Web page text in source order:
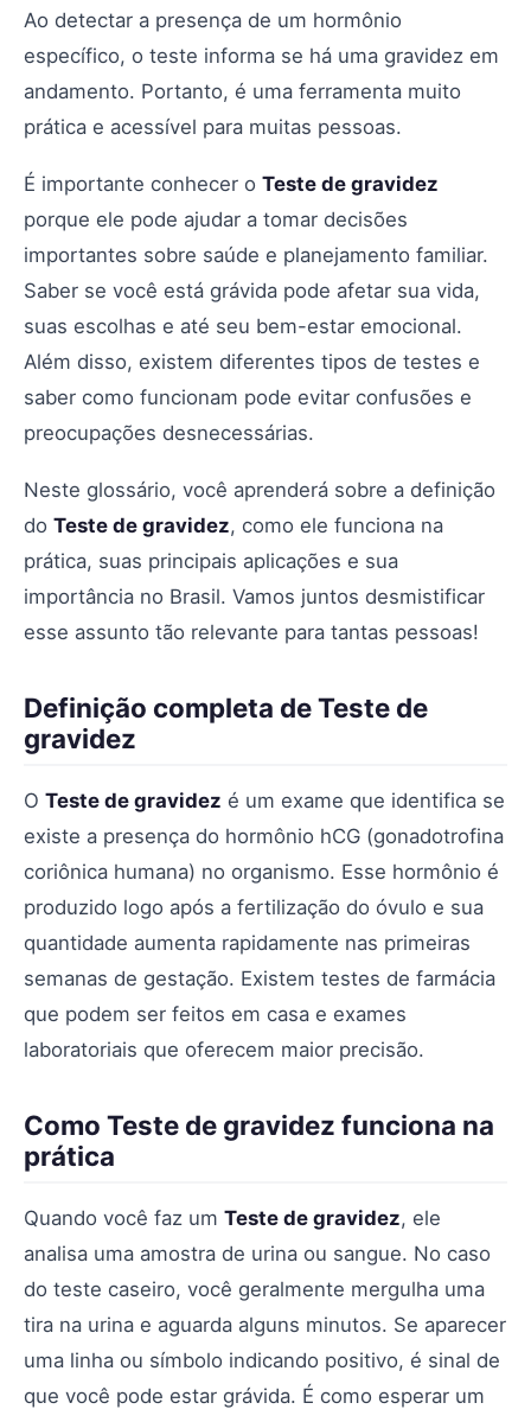
Ao detectar a presença de um hormônio
específico, o teste informa se há uma gravidez em
andamento. Portanto, é uma ferramenta muito
prática e acessível para muitas pessoas.
É importante conhecer o Teste de gravidez
porque ele pode ajudar a tomar decisões
importantes sobre saúde e planejamento familiar.
Saber se você está grávida pode afetar sua vida,
suas escolhas e até seu bem-estar emocional.
Além disso, existem diferentes tipos de testes e
saber como funcionam pode evitar confusões e
preocupações desnecessárias.
Neste glossário, você aprenderá sobre a definição
do Teste de gravidez, como ele funciona na
prática, suas principais aplicações e sua
importância no Brasil. Vamos juntos desmistificar
esse assunto tão relevante para tantas pessoas!
Definição completa de Teste de
gravidez
O Teste de gravidez é um exame que identifica se
existe a presença do hormônio hCG (gonadotrofina
coriônica humana) no organismo. Esse hormônio é
produzido logo após a fertilização do óvulo e sua
quantidade aumenta rapidamente nas primeiras
semanas de gestação. Existem testes de farmácia
que podem ser feitos em casa e exames
laboratoriais que oferecem maior precisão.
Como Teste de gravidez funciona na
prática
Quando você faz um Teste de gravidez, ele
analisa uma amostra de urina ou sangue. No caso
do teste caseiro, você geralmente mergulha uma
tira na urina e aguarda alguns minutos. Se aparecer
uma linha ou símbolo indicando positivo, é sinal de
que você pode estar grávida. É como esperar um